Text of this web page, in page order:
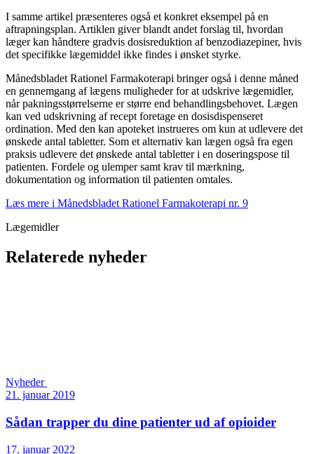
I samme artikel præsenteres også et konkret eksempel på en
aftrapningsplan. Artiklen giver blandt andet forslag til, hvordan
læger kan håndtere gradvis dosisreduktion af benzodiazepiner, hvis
det specifikke lægemiddel ikke findes i ønsket styrke.
Månedsbladet Rationel Farmakoterapi bringer også i denne måned
en gennemgang af lægens muligheder for at udskrive lægemidler,
når pakningsstørrelserne er større end behandlingsbehovet. Lægen
kan ved udskrivning af recept foretage en dosisdispenseret
ordination. Med den kan apoteket instrueres om kun at udlevere det
ønskede antal tabletter. Som et alternativ kan lægen også fra egen
praksis udlevere det ønskede antal tabletter i en doseringspose til
patienten. Fordele og ulemper samt krav til mærkning,
dokumentation og information til patienten omtales.
Læs mere i Månedsbladet Rationel Farmakoterapi nr. 9
Lægemidler
Relaterede nyheder
Nyheder
21. januar 2019
Sådan trapper du dine patienter ud af opioider
17. januar 2022